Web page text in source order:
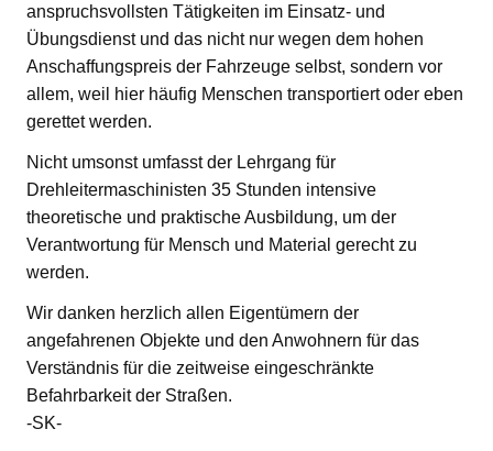
anspruchsvollsten Tätigkeiten im Einsatz- und
Übungsdienst und das nicht nur wegen dem hohen
Anschaffungspreis der Fahrzeuge selbst, sondern vor
allem, weil hier häufig Menschen transportiert oder eben
gerettet werden.
Nicht umsonst umfasst der Lehrgang für
Drehleitermaschinisten 35 Stunden intensive
theoretische und praktische Ausbildung, um der
Verantwortung für Mensch und Material gerecht zu
werden.
Wir danken herzlich allen Eigentümern der
angefahrenen Objekte und den Anwohnern für das
Verständnis für die zeitweise eingeschränkte
Befahrbarkeit der Straßen.
-SK-